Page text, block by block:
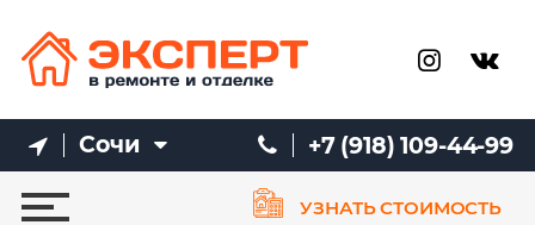
+7 (918) 109-44-99
Сочи
УЗНАТЬ СТОИМОСТЬ